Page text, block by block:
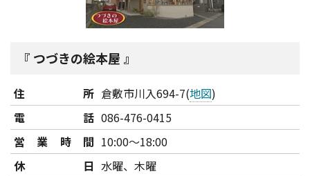
つづきの絵本屋
住所 倉敷市川入694-7(地図)
電話 086-476-0415
営業時間 10:00～18:00
休日 水曜、木曜